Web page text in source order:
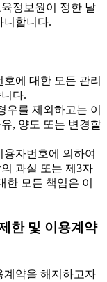
정보원이 정한 날
니합니다.
에 대한 모든 관리
다.
를 제외하고는 이
, 양도 또는 변경할
자번호에 의하여
과실 또는 제3자
한 모든 책임은 이
한 및 이용계약
약을 해지하고자